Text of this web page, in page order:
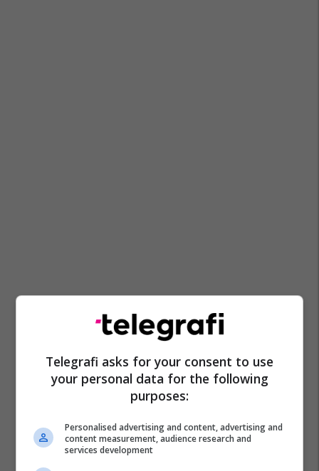
Telegrafi asks for your consent to use
your personal data for the following
purposes:
Personalised advertising and content, advertising and
content measurement, audience research and
services development